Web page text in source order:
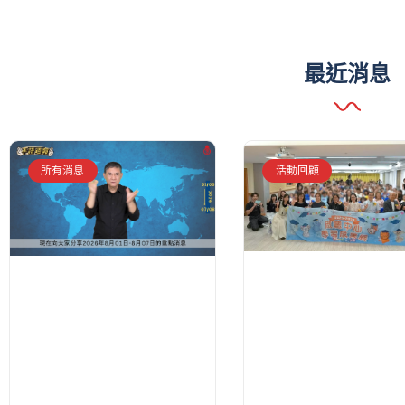
最近消息
所有消息 活動回顧